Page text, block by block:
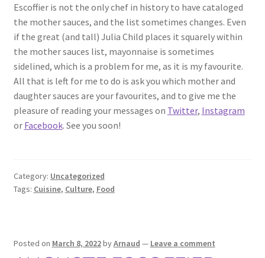
Escoffier is not the only chef in history to have cataloged
the mother sauces, and the list sometimes changes. Even
if the great (and tall) Julia Child places it squarely within
the mother sauces list, mayonnaise is sometimes
sidelined, which is a problem for me, as it is my favourite.
All that is left for me to do is ask you which mother and
daughter sauces are your favourites, and to give me the
pleasure of reading your messages on Twitter, Instagram
or Facebook. See you soon!
Category: Uncategorized
Tags: Cuisine, Culture, Food
Posted on March 8, 2022byArnaud — Leave a comment